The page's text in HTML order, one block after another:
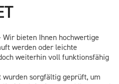
bieten Ihnen hochwertige
werden oder leichte
weiterhin voll funktionsfähig
sorgfältig geprüft, um